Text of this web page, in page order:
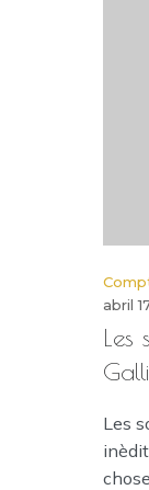
abril
Les
Les